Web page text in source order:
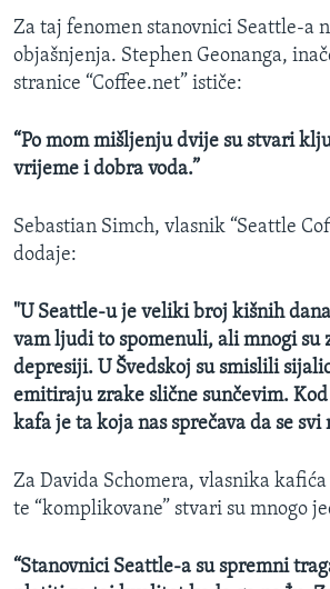
Za taj fenomen stanovnici Seattle-a
objašnjenja. Stephen Geonanga,
stranice “Coffee.net” ističe:
“Po mom mišljenju dvije su stvari
vrijeme i dobra voda.”
Sebastian Simch, vlasnik “Seattle
dodaje:
"U Seattle-u je veliki broj kišnih
vam ljudi to spomenuli, ali mnogi su
depresiji. U Švedskoj su smislili
emitiraju zrake slične sunčevim.
kafa je ta koja nas sprečava da se svi
Za Davida Schomera, vlasnika kafića
te “komplikovane” stvari su mnogo
“Stanovnici Seattle-a su spremni